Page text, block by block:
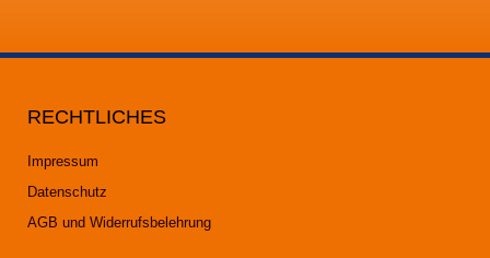
RECHTLICHES
Impressum
Datenschutz
AGB und Widerrufsbelehrung